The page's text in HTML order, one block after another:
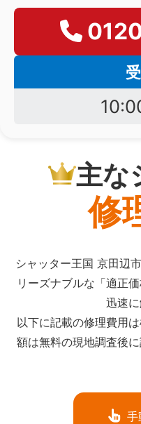
主な
修
シャッター王国 京田辺
リーズナブルな「適正
迅速に
以下に記載の修理費用
額は無料の現地調査後
手